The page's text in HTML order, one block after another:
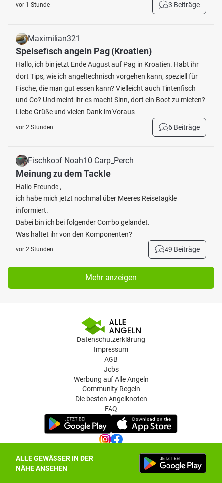
ALLE GEWÄSSER IN DER
NÄHE ANSEHEN
vor 1 Stunde 3 Beiträge
Maximilian321
Speisefisch angeln Pag (Kroatien)
Hallo, ich bin jetzt Ende August auf Pag in Kroatien. Habt ihr
dort Tips, wie ich angeltechnisch vorgehen kann, speziell für
Fische, die man gut essen kann? Vielleicht auch Tintenfisch
und Co? Und meint ihr es macht Sinn, dort ein Boot zu mieten?
Liebe Grüße und vielen Dank im Voraus
vor 2 Stunden 6 Beiträge
Fischkopf Noah10 Carp_Perch
Meinung zu dem Tackle
Hallo Freunde ,
ich habe mich jetzt nochmal über Meeres Reisetagkle
informiert.
Dabei bin ich bei folgender Combo gelandet.
Was haltet ihr von den Komponenten?
vor 2 Stunden 49 Beiträge
Mehr anzeigen
Datenschutzerklärung
Impressum
AGB
Jobs
Werbung auf Alle Angeln
Community Regeln
Die besten Angelknoten
FAQ
Datenschutz-Einstellungen